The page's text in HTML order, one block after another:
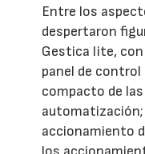
Entre los
despertaron
Gestica lite,
panel de
compacto de
accionamiento